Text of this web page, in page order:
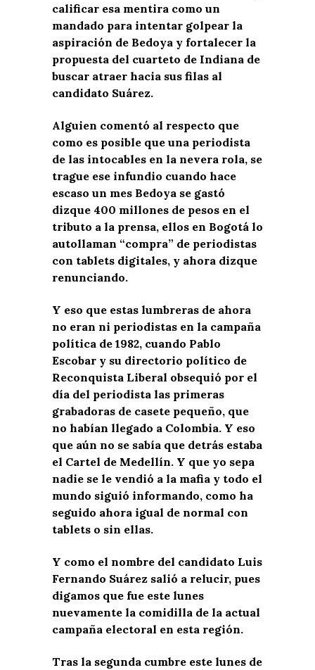
calificar esa mentira como un
mandado para intentar golpear la
aspiración de Bedoya y fortalecer la
propuesta del cuarteto de Indiana de
buscar atraer hacia sus filas al
candidato Suárez.
Alguien comentó al respecto que
como es posible que una periodista
de las intocables en la nevera rola, se
trague ese infundio cuando hace
escaso un mes Bedoya se gastó
dizque 400 millones de pesos en el
tributo a la prensa, ellos en Bogotá lo
autollaman “compra” de periodistas
con tablets digitales, y ahora dizque
renunciando.
Y eso que estas lumbreras de ahora
no eran ni periodistas en la campaña
política de 1982, cuando Pablo
Escobar y su directorio político de
Reconquista Liberal obsequió por el
día del periodista las primeras
grabadoras de casete pequeño, que
no habían llegado a Colombia. Y eso
que aún no se sabía que detrás estaba
el Cartel de Medellín. Y que yo sepa
nadie se le vendió a la mafia y todo el
mundo siguió informando, como ha
seguido ahora igual de normal con
tablets o sin ellas.
Y como el nombre del candidato Luis
Fernando Suárez salió a relucir, pues
digamos que fue este lunes
nuevamente la comidilla de la actual
campaña electoral en esta región.
Tras la segunda cumbre este lunes de